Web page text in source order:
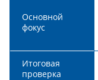
Основной
фокус
Итоговая
проверка